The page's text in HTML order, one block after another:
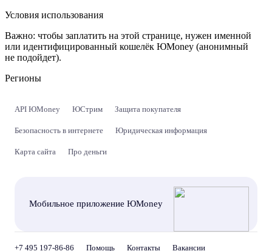
Условия использования
Важно: чтобы заплатить на этой странице, нужен именной
или идентифицированный кошелёк ЮMoney (анонимный
не подойдет).
Регионы
API ЮMoney ЮСтрим Защита покупателя
Безопасность в интернете Юридическая информация
Карта сайта Про деньги
Мобильное приложение ЮMoney
+7 495 197-86-86 Помощь Контакты Вакансии